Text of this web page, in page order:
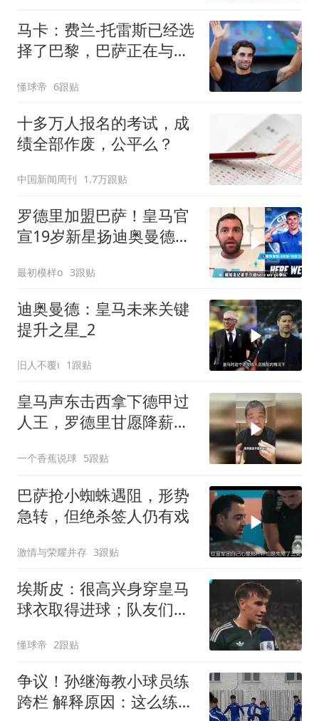
马卡：费兰-托雷斯已经选
择了巴黎，巴萨正在与巴
懂球帝 6跟贴
十多万人报名的考试，成
绩全部作废，公平么？
中国新闻周刊 1.7万跟贴
罗德里加盟巴萨！皇马官
宣19岁新星扬迪奥曼德加
最初模样o 3跟贴
迪奥曼德：皇马未来关键
提升之星_2
旧人不覆i 1跟贴
皇马声东击西拿下德甲过
人王，罗德里甘愿降薪投
一个香蕉说球 5跟贴
巴萨抢小蜘蛛遇阻，形势
急转，但绝杀签人仍有戏
激情与荣耀并存 3跟贴
埃斯皮：很高兴身穿皇马
球衣取得进球；队友们帮
懂球帝 2跟贴
争议！孙继海教小球员练
跨栏 解释原因：这么练才